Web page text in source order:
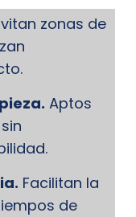
zonas de
Aptos
Facilitan la
de